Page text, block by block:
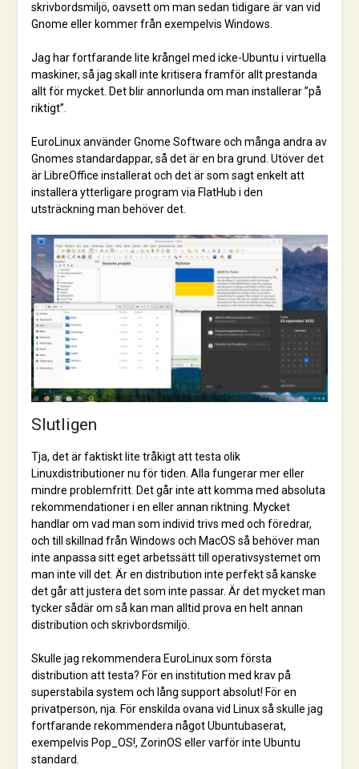
skrivbordsmiljö, oavsett om man sedan tidigare är van vid
Gnome eller kommer från exempelvis Windows.
Jag har fortfarande lite krångel med icke-Ubuntu i virtuella
maskiner, så jag skall inte kritisera framför allt prestanda
allt för mycket. Det blir annorlunda om man installerar ”på
riktigt”.
EuroLinux använder Gnome Software och många andra av
Gnomes standardappar, så det är en bra grund. Utöver det
är LibreOffice installerat och det är som sagt enkelt att
installera ytterligare program via FlatHub i den
utsträckning man behöver det.
Slutligen
Tja, det är faktiskt lite tråkigt att testa olik
Linuxdistributioner nu för tiden. Alla fungerar mer eller
mindre problemfritt. Det går inte att komma med absoluta
rekommendationer i en eller annan riktning. Mycket
handlar om vad man som individ trivs med och föredrar,
och till skillnad från Windows och MacOS så behöver man
inte anpassa sitt eget arbetssätt till operativsystemet om
man inte vill det. Är en distribution inte perfekt så kanske
det går att justera det som inte passar. Är det mycket man
tycker sådär om så kan man alltid prova en helt annan
distribution och skrivbordsmiljö.
Skulle jag rekommendera EuroLinux som första
distribution att testa? För en institution med krav på
superstabila system och lång support absolut! För en
privatperson, nja. För enskilda ovana vid Linux så skulle jag
fortfarande rekommendera något Ubuntubaserat,
exempelvis Pop_OS!, ZorinOS eller varför inte Ubuntu
standard.